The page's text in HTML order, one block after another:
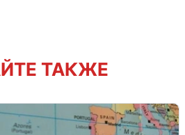
ТАКЖЕ